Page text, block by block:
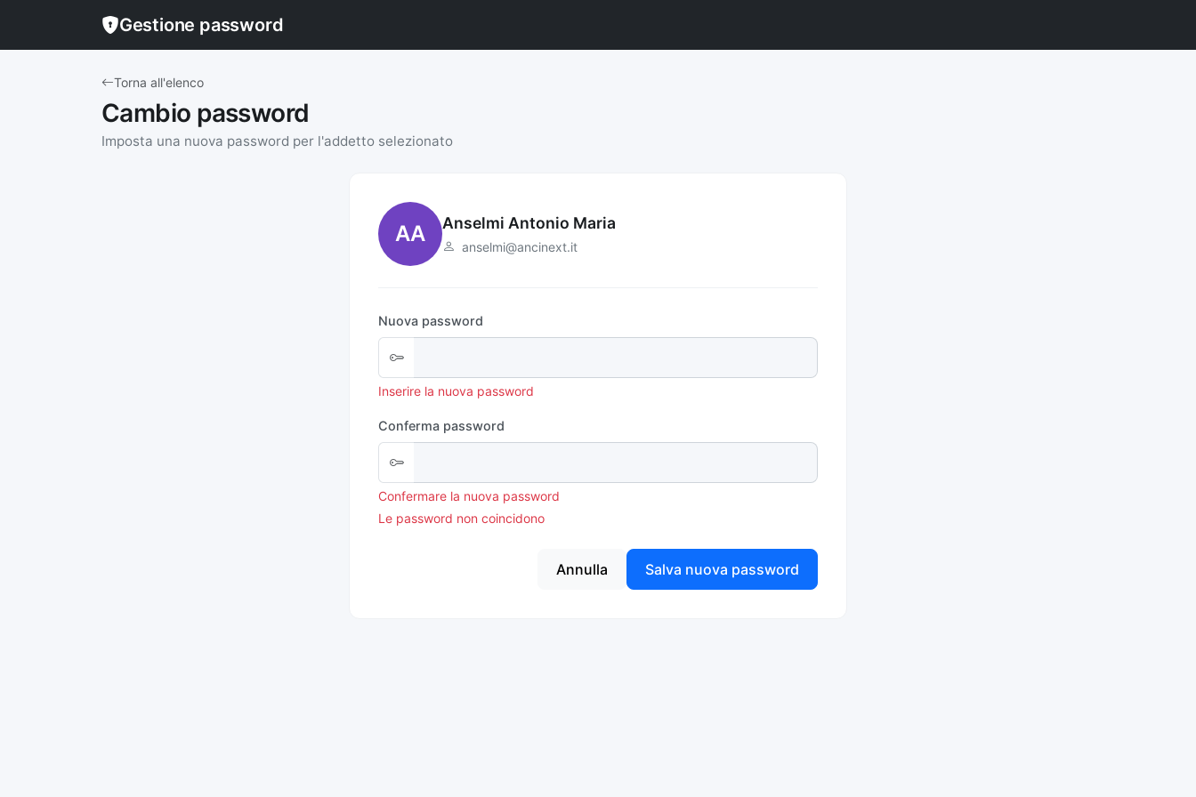
Gestione password
Torna all'elenco
Cambio password
Imposta una nuova password per l'addetto selezionato
AA Anselmi Antonio Maria
anselmi@ancinext.it
Nuova password
Inserire la nuova password
Conferma password
Confermare la nuova password
Le password non coincidono
Annulla